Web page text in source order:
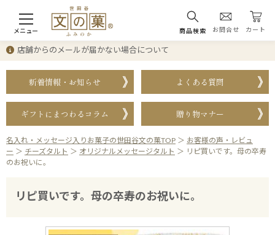
メニュー 商品検索 お問合せ カート
店舗からのメールが届かない場合について
新着情報・お知らせ よくある質問
ギフトにまつわるコラム 贈り物マナー
名入れ・メッセージ入りお菓子の世田谷文の菓TOP ＞ お客様の声・レビュ
ー ＞ チーズタルト ＞ オリジナルメッセージタルト ＞ リピ買いです。母の卒寿
のお祝いに。
リピ買いです。母の卒寿のお祝いに。